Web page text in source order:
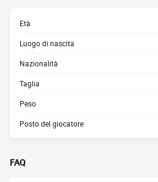
Età
Luogo di nascita
Nazionalità
Taglia
Peso
Posto del giocatore
FAQ